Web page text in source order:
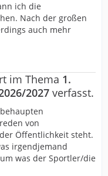
ich die
Nach der großen
auch mehr
im Thema 1.
2027 verfasst.
von
Öffentlichkeit steht.
irgendjemand
was der Sportler/die